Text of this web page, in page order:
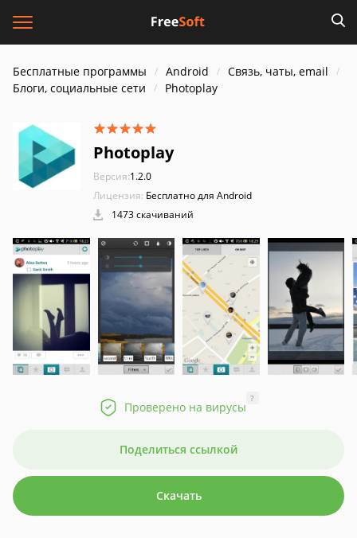
Бесплатные программы Android
Связь, чаты, email
Блоги, социальные сети
Photoplay
Photoplay
Версия:1.2.0
Лицензия: Бесплатно для Android
1473 скачиваний
Проверено на вирусы
?
Поделиться ссылкой
Скачать